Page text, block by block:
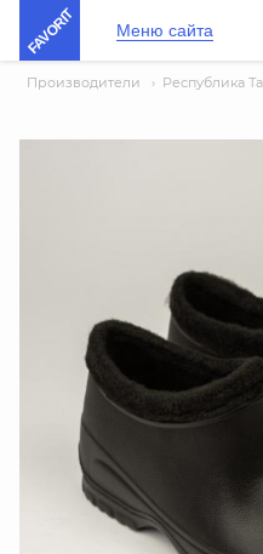
FAVORIT Меню сайта
Производители › Республика